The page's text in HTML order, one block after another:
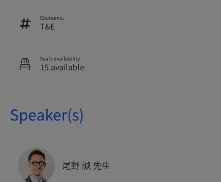
Course no.
T&E
Seats availability
15 available
Speaker(s)
尾野 誠 先生